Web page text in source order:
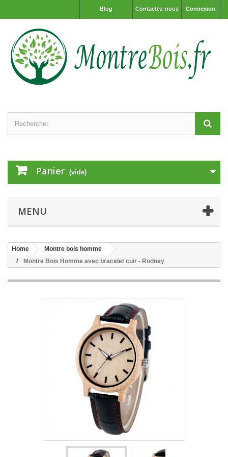
Connexion
Contactez-nous
Blog
Panier (vide)
MENU
Home
Montre bois homme
Montre Bois Homme avec bracelet cuir - Rodney